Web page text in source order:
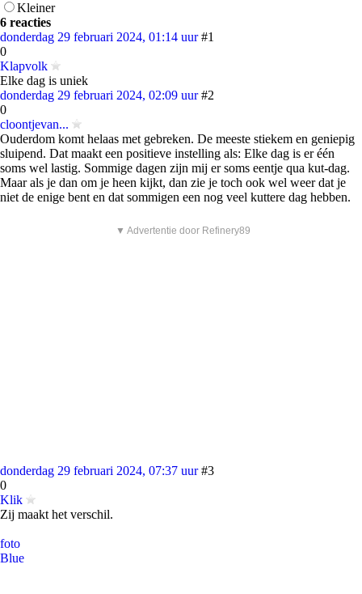
Kleiner
6 reacties
donderdag 29 februari 2024, 01:14 uur #1
0
Klapvolk
Elke dag is uniek
donderdag 29 februari 2024, 02:09 uur #2
0
cloontjevan...
Ouderdom komt helaas met gebreken. De meeste stiekem en geniepig
sluipend. Dat maakt een positieve instelling als: Elke dag is er één
soms wel lastig. Sommige dagen zijn mij er soms eentje qua kut-dag.
Maar als je dan om je heen kijkt, dan zie je toch ook wel weer dat je
niet de enige bent en dat sommigen een nog veel kuttere dag hebben.
▼ Advertentie door Refinery89
donderdag 29 februari 2024, 07:37 uur #3
0
Klik
Zij maakt het verschil.
foto
Blue